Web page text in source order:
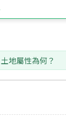
土地屬性為何？